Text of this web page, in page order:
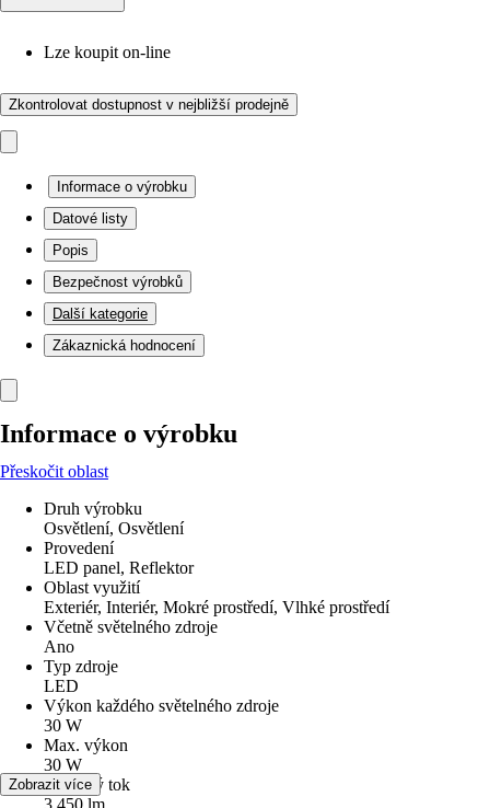
Lze koupit on-line
Zkontrolovat dostupnost v nejbližší prodejně
Informace o výrobku
Datové listy
Popis
Bezpečnost výrobků
Další kategorie
Zákaznická hodnocení
Informace o výrobku
Přeskočit oblast
Druh výrobku
Osvětlení, Osvětlení
Provedení
LED panel, Reflektor
Oblast využití
Exteriér, Interiér, Mokré prostředí, Vlhké prostředí
Včetně světelného zdroje
Ano
Typ zdroje
LED
Výkon každého světelného zdroje
30 W
Max. výkon
30 W
Světelný tok
3 450 lm
Zobrazit více